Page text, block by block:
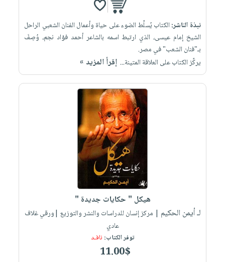
نبذة الناشر: الكتاب يُسلِّط الضوء على حياة وأعمال الفنان الشعبي الراحل
الشيخ إمام عيسى، الذي ارتبط اسمه بالشاعر أحمد فؤاد نجم، وُصِفَ
بـ"فنان الشعب" في مصر.
يركِّز الكتاب على العلاقة المتينة... إقرأ المزيد »
هيكل " حكايات جديدة "
لـ أيمن الحكيم | مركز إنسان للدراسات والنشر والتوزيع |ورقي غلاف
عادي
توفر الكتاب: نافـد
11.00$